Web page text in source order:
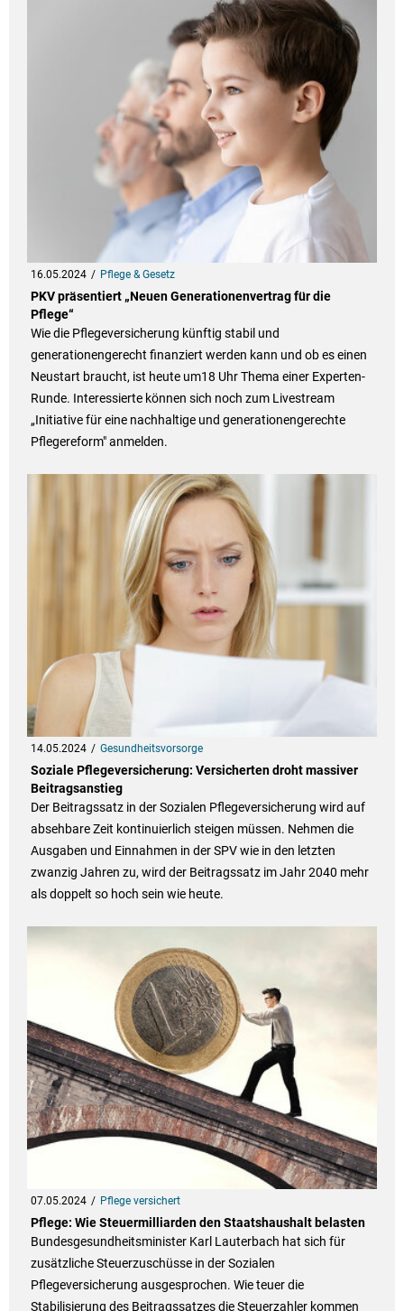
16.05.2024 Pflege & Gesetz
PKV präsentiert „Neuen Generationenvertrag für die
Pflege“
Wie die Pflegeversicherung künftig stabil und
generationengerecht finanziert werden kann und ob es einen
Neustart braucht, ist heute um18 Uhr Thema einer Experten-
Runde. Interessierte können sich noch zum Livestream
„Initiative für eine nachhaltige und generationengerechte
Pflegereform" anmelden.
14.05.2024 Gesundheitsvorsorge
Soziale Pflegeversicherung: Versicherten droht massiver
Beitragsanstieg
Der Beitragssatz in der Sozialen Pflegeversicherung wird auf
absehbare Zeit kontinuierlich steigen müssen. Nehmen die
Ausgaben und Einnahmen in der SPV wie in den letzten
zwanzig Jahren zu, wird der Beitragssatz im Jahr 2040 mehr
als doppelt so hoch sein wie heute.
07.05.2024 Pflege versichert
Pflege: Wie Steuermilliarden den Staatshaushalt belasten
Bundesgesundheitsminister Karl Lauterbach hat sich für
zusätzliche Steuerzuschüsse in der Sozialen
Pflegeversicherung ausgesprochen. Wie teuer die
Stabilisierung des Beitragssatzes die Steuerzahler kommen